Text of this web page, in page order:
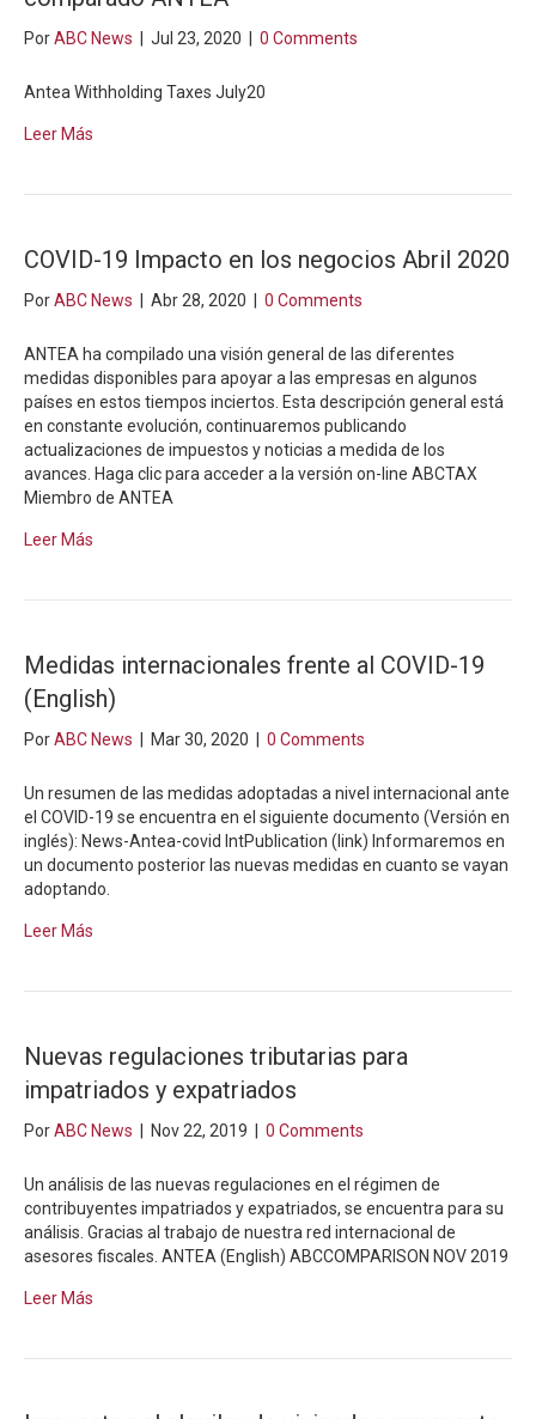
PorABC News Jul 23, 2020 0 Comments
Antea Withholding Taxes July20
Leer Más
COVID-19 Impacto en los negocios Abril 2020
PorABC News Abr 28, 2020 0 Comments
ANTEA ha compilado una visión general de las diferentes
medidas disponibles para apoyar a las empresas en algunos
países en estos tiempos inciertos. Esta descripción general está
en constante evolución, continuaremos publicando
actualizaciones de impuestos y noticias a medida de los
avances. Haga clic para acceder a la versión on-line ABCTAX
Miembro de ANTEA
Leer Más
Medidas internacionales frente al COVID-19
(English)
PorABC News Mar 30, 2020 0 Comments
Un resumen de las medidas adoptadas a nivel internacional ante
el COVID-19 se encuentra en el siguiente documento (Versión en
inglés): News-Antea-covid IntPublication (link) Informaremos en
un documento posterior las nuevas medidas en cuanto se vayan
adoptando.
Leer Más
Nuevas regulaciones tributarias para
impatriados y expatriados
PorABC News Nov 22, 2019 0 Comments
Un análisis de las nuevas regulaciones en el régimen de
contribuyentes impatriados y expatriados, se encuentra para su
análisis. Gracias al trabajo de nuestra red internacional de
asesores fiscales. ANTEA (English) ABCCOMPARISON NOV 2019
Leer Más